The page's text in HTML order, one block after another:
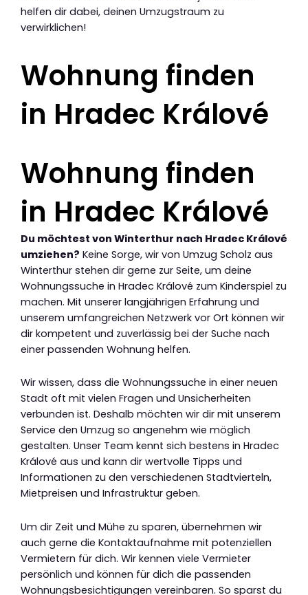
helfen dir dabei, deinen Umzugstraum zu
verwirklichen!
Wohnung finden
in Hradec Králové
Wohnung finden
in Hradec Králové
Du möchtest von Winterthur nach Hradec Králové
umziehen? Keine Sorge, wir von Umzug Scholz aus
Winterthur stehen dir gerne zur Seite, um deine
Wohnungssuche in Hradec Králové zum Kinderspiel zu
machen. Mit unserer langjährigen Erfahrung und
unserem umfangreichen Netzwerk vor Ort können wir
dir kompetent und zuverlässig bei der Suche nach
einer passenden Wohnung helfen.
Wir wissen, dass die Wohnungssuche in einer neuen
Stadt oft mit vielen Fragen und Unsicherheiten
verbunden ist. Deshalb möchten wir dir mit unserem
Service den Umzug so angenehm wie möglich
gestalten. Unser Team kennt sich bestens in Hradec
Králové aus und kann dir wertvolle Tipps und
Informationen zu den verschiedenen Stadtvierteln,
Mietpreisen und Infrastruktur geben.
Um dir Zeit und Mühe zu sparen, übernehmen wir
auch gerne die Kontaktaufnahme mit potenziellen
Vermietern für dich. Wir kennen viele Vermieter
persönlich und können für dich die passenden
Wohnungsbesichtigungen vereinbaren. So sparst du